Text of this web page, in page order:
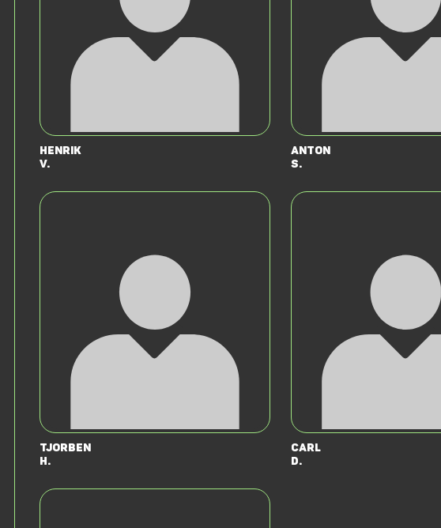
Henrik
v.
Anton
S.
Tjorben
H.
Carl
D.